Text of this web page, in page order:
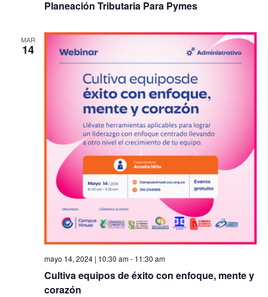
Planeación Tributaria Para Pymes
MAR
14
mayo 14, 2024 | 10:30 am- 11:30 am
Cultiva equipos de éxito con enfoque, mente y
corazón